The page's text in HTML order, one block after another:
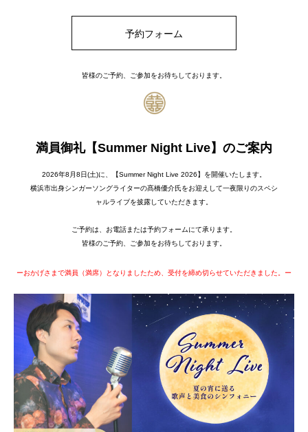
予約フォーム
皆様のご予約、ご参加をお待ちしております。
満員御礼【Summer Night Live】のご案内
2026年8月8日(土)に、【Summer Night Live 2026】を開催いたします。
横浜市出身シンガーソングライターの髙橋優介氏をお迎えして一夜限りのスペシ
ャルライブを披露していただきます。
ご予約は、お電話または予約フォームにて承ります。
皆様のご予約、ご参加をお待ちしております。
ーおかげさまで満員（満席）となりましたため、受付を締め切らせていただきました。ー